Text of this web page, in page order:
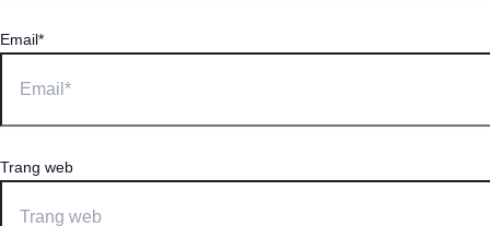
Email*
Trang web